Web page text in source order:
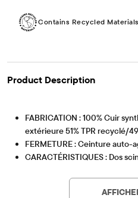
Contains Recycled Materials
Product Description
FABRICATION : 100% Cuir
extérieure 51% TPR recyclé/
FERMETURE : Ceinture auto-
CARACTÉRISTIQUES : Dos
Lessen the impact on
minimum 15% recycled